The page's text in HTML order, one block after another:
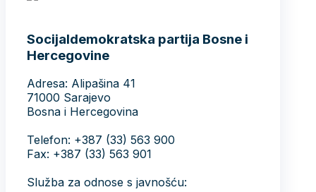
Socijaldemokratska partija Bosne i
Hercegovine
Adresa: Alipašina 41
71000 Sarajevo
Bosna i Hercegovina
Telefon: +387 (33) 563 900
Fax: +387 (33) 563 901
Služba za odnose s javnošću: